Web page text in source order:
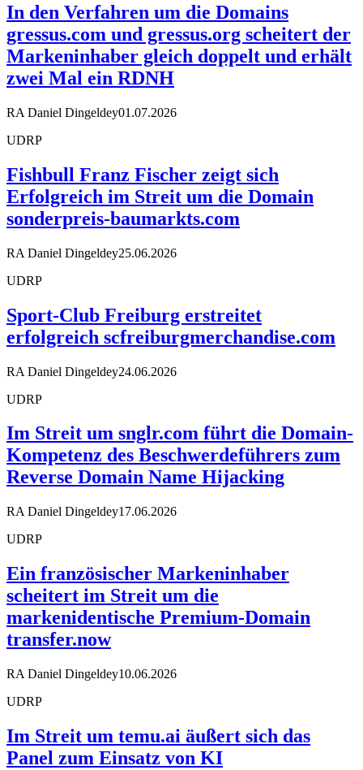
In den Verfahren um die Domains
gressus.com und gressus.org scheitert der
Markeninhaber gleich doppelt und erhält
zwei Mal ein RDNH
RA Daniel Dingeldey01.07.2026
UDRP
Fishbull Franz Fischer zeigt sich
Erfolgreich im Streit um die Domain
sonderpreis-baumarkts.com
RA Daniel Dingeldey25.06.2026
UDRP
Sport-Club Freiburg erstreitet
erfolgreich scfreiburgmerchandise.com
RA Daniel Dingeldey24.06.2026
UDRP
Im Streit um snglr.com führt die Domain-
Kompetenz des Beschwerdeführers zum
Reverse Domain Name Hijacking
RA Daniel Dingeldey17.06.2026
UDRP
Ein französischer Markeninhaber
scheitert im Streit um die
markenidentische Premium-Domain
transfer.now
RA Daniel Dingeldey10.06.2026
UDRP
Im Streit um temu.ai äußert sich das
Panel zum Einsatz von KI